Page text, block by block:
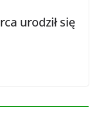
urodził się